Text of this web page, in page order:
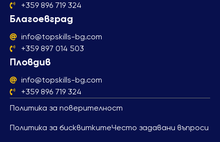
+359 896 719 324
Благоевград
info@topskills-bg.com
+359 897 014 503
Пловдив
info@topskills-bg.com
+359 896 719 324
Политика за поверителност
Политика за бисквиткитеЧесто задавани въпроси